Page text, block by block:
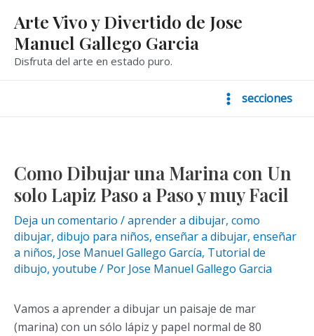
contenido
Arte Vivo y Divertido de Jose
Manuel Gallego Garcia
Disfruta del arte en estado puro.
Main
secciones
Como Dibujar una Marina con Un
solo Lapiz Paso a Paso y muy Facil
Deja un comentario /aprender a dibujar, como
dibujar, dibujo para niños, enseñar a dibujar, enseñar
a niños, Jose Manuel Gallego García, Tutorial de
dibujo, youtube / Por Jose Manuel Gallego Garcia
Vamos a aprender a dibujar un paisaje de mar
(marina) con un sólo lápiz y papel normal de 80